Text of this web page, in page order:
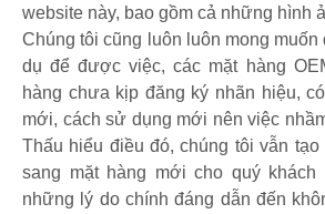
website này, bao gồm cả những hình
Chúng tôi cũng luôn luôn mong
dụ để được việc, các mặt hàng
hàng chưa kịp đăng ký nhãn hiệu,
mới, cách sử dụng mới nên việc
Thấu hiểu điều đó, chúng tôi vẫn
sang mặt hàng mới cho quý khách
những lý do chính đáng dẫn đến